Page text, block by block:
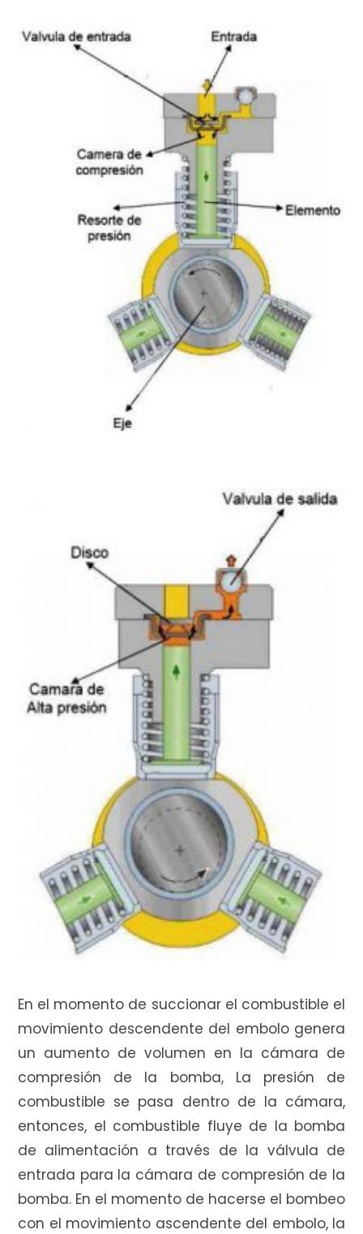
En el momento de succionar el combustible el
movimiento descendente del embolo genera
un aumento de volumen en la cámara de
compresión de la bomba, La presión de
combustible se pasa dentro de la cámara,
entonces, el combustible fluye de la bomba
de alimentación a través de la válvula de
entrada para la cámara de compresión de la
bomba. En el momento de hacerse el bombeo
con el movimiento ascendente del embolo, la